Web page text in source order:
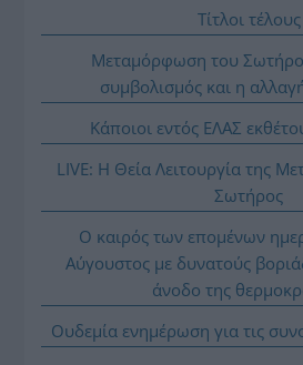
Τίτλοι τέλους
Μεταμόρφωση του
συμβολισμός και η
Κάποιοι εντός ΕΛΑΣ
LIVE: Η Θεία Λειτουργία της
Σωτήρος
Ο καιρός των επομένων
Αύγουστος με δυνατούς
άνοδο της
Ουδεμία ενημέρωση για τις